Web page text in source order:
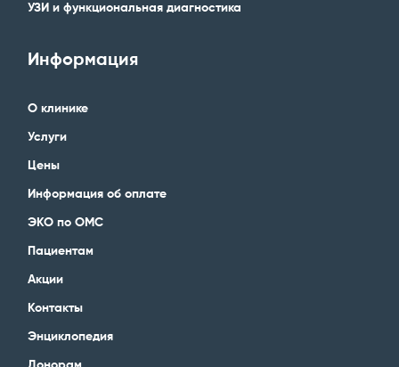
УЗИ и функциональная диагностика
Информация
О клинике
Услуги
Цены
Информация об оплате
ЭКО по ОМС
Пациентам
Акции
Контакты
Энциклопедия